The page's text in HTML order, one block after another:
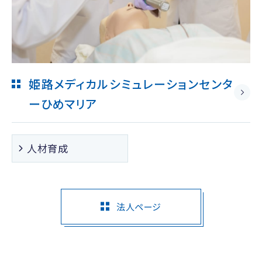
姫路メディカルシミュレーションセンタ
ーひめマリア
人材育成
法人ページ